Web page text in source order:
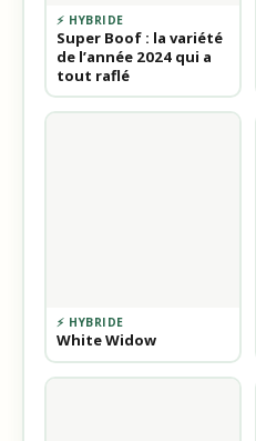
⚡ HYBRIDE
Super Boof : la variété
de l’année 2024 qui a
tout raflé
⚡ HYBRIDE
White Widow